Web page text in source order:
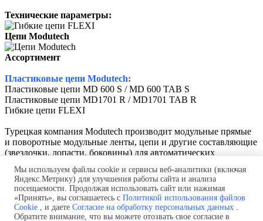
Технические параметры:
Цепи Modutech
Ассортимент
Пластиковые цепи Modutech:
Пластиковые цепи MD 600 S / MD 600 TAB S
Пластиковые цепи MD1701 R / MD1701 TAB R
Гибкие цепи FLEXI
Турецкая компания Modutech производит модульные прямые
и поворотные модульные ленты, цепи и другие составляющие
(звездочки, лопасти, боковины) для автоматических
в более 40 стран мира.
Политика использования файлов cookie
Политика обработки персональных данных
Согласие на обработку персональных данных
Мы используем файлы cookie и сервисы веб-аналитики (включая
Яндекс.Метрику) для улучшения работы сайта и анализа
посещаемости. Продолжая использовать сайт или нажимая
«Принять», вы соглашаетесь с Политикой использования файлов
Cookie , и даете Согласие на обработку персональных данных .
Обратите внимание, что вы можете отозвать свое согласие в